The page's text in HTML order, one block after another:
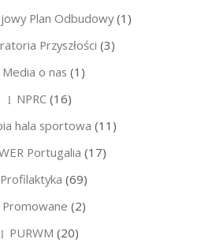
Plan Odbudowy(1)
Przyszłości (3)
Media o nas (1)
NPRC(16)
hala sportowa (11)
Portugalia (17)
Profilaktyka (69)
Promowane (2)
PURWM (20)